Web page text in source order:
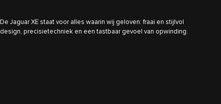
De Jaguar XE staat voor alles waarin wij geloven: fraai en stijlvol
design, precisietechniek en een tastbaar gevoel van opwinding.